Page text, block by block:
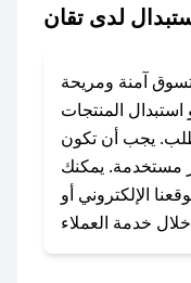
تقان؟
حصرية، قم بما
يلي:
- اضغط على أيقونة متابعة لمتجر تقان في تطبيق
صحصح.
- تابع حسابنا الرسمي على تويتر وقم بتفعيل زر
لدى تقان
آمنة ومريحة
المنتجات
الطلب. يجب أن تكون
مستخدمة. يمكنك
الإلكتروني أو